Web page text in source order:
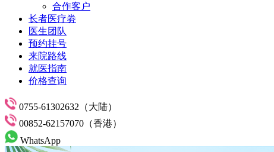
合作客户
长者医疗劵
医生团队
预约挂号
来院路线
就医指南
价格查询
0755-61302632（大陆）
00852-62157070（香港）
WhatsApp